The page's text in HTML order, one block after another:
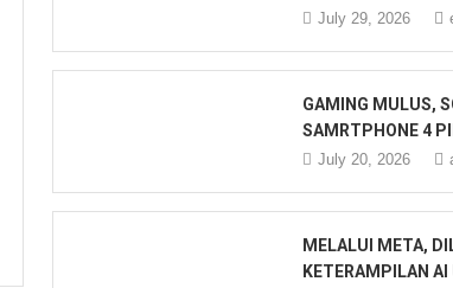
July 29, 2026
GAMING MULUS,
SAMRTPHONE 4
July 20, 2026
MELALUI META,
KETERAMPILAN